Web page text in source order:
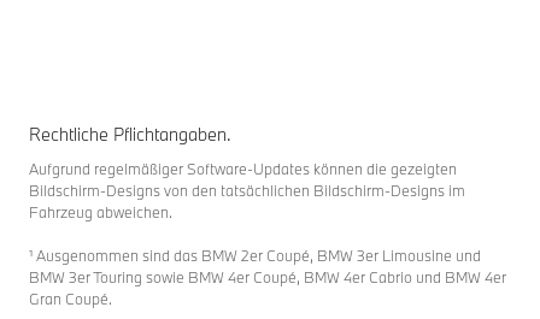
Rechtliche Pflichtangaben.
Aufgrund regelmäßiger Software-Updates können die gezeigten
Bildschirm-Designs von den tatsächlichen Bildschirm-Designs im
Fahrzeug abweichen.
¹ Ausgenommen sind das BMW 2er Coupé, BMW 3er Limousine und
BMW 3er Touring sowie BMW 4er Coupé, BMW 4er Cabrio und BMW 4er
Gran Coupé.